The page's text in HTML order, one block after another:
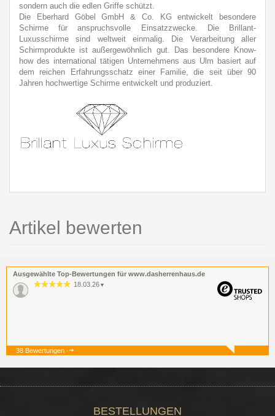
sondern auch die edlen Griffe schützt.
Die Eberhard Göbel GmbH & Co. KG entwickelt besondere
Schirme für anspruchsvolle Einsatzzwecke. Die Brillant-
Luxusschirme sind weltweit einmalig. Die Verarbeitung aller
Schirmprodukte ist außergewöhnlich gut. Das besondere Know-
how des international tätigen Unternehmens aus Ulm basiert auf
dem reichen Erfahrungsschatz einer Familie, die seit über 90
Jahren hochwertige Schirme entwickelt und produziert.
Artikel bewerten
Ausgewählte Top-Bewertungen für www.dasherrenhaus.de
18.03.26 ▼
38 Bewertungen
BESTELLUNGEN